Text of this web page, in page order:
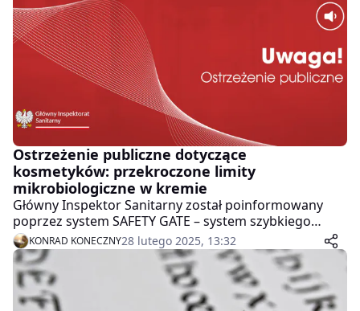
Ostrzeżenie publiczne dotyczące
kosmetyków: przekroczone limity
mikrobiologiczne w kremie
Główny Inspektor Sanitarny został poinformowany
poprzez system SAFETY GATE – system szybkiego
ostrzegania o niebezpiecznych produktach
nieżywnościowych o przekroczeniu limitów
mikrobiologicznych w produkcie kosmetycznym –
notyfikacja władz niemieckich SR/00625/25. Więcej
poniżej!
KONRAD KONECZNY28 lutego 2025, 13:32